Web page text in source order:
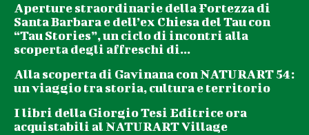
Aperture straordinarie della Fortezza di
Santa Barbara e dell’ex Chiesa del Tau con
“Tau Stories”, un ciclo di incontri alla
scoperta degli affreschi di...
Alla scoperta di Gavinana con NATURART 54:
un viaggio tra storia, cultura e territorio
I libri della Giorgio Tesi Editrice ora
acquistabili al NATURART Village